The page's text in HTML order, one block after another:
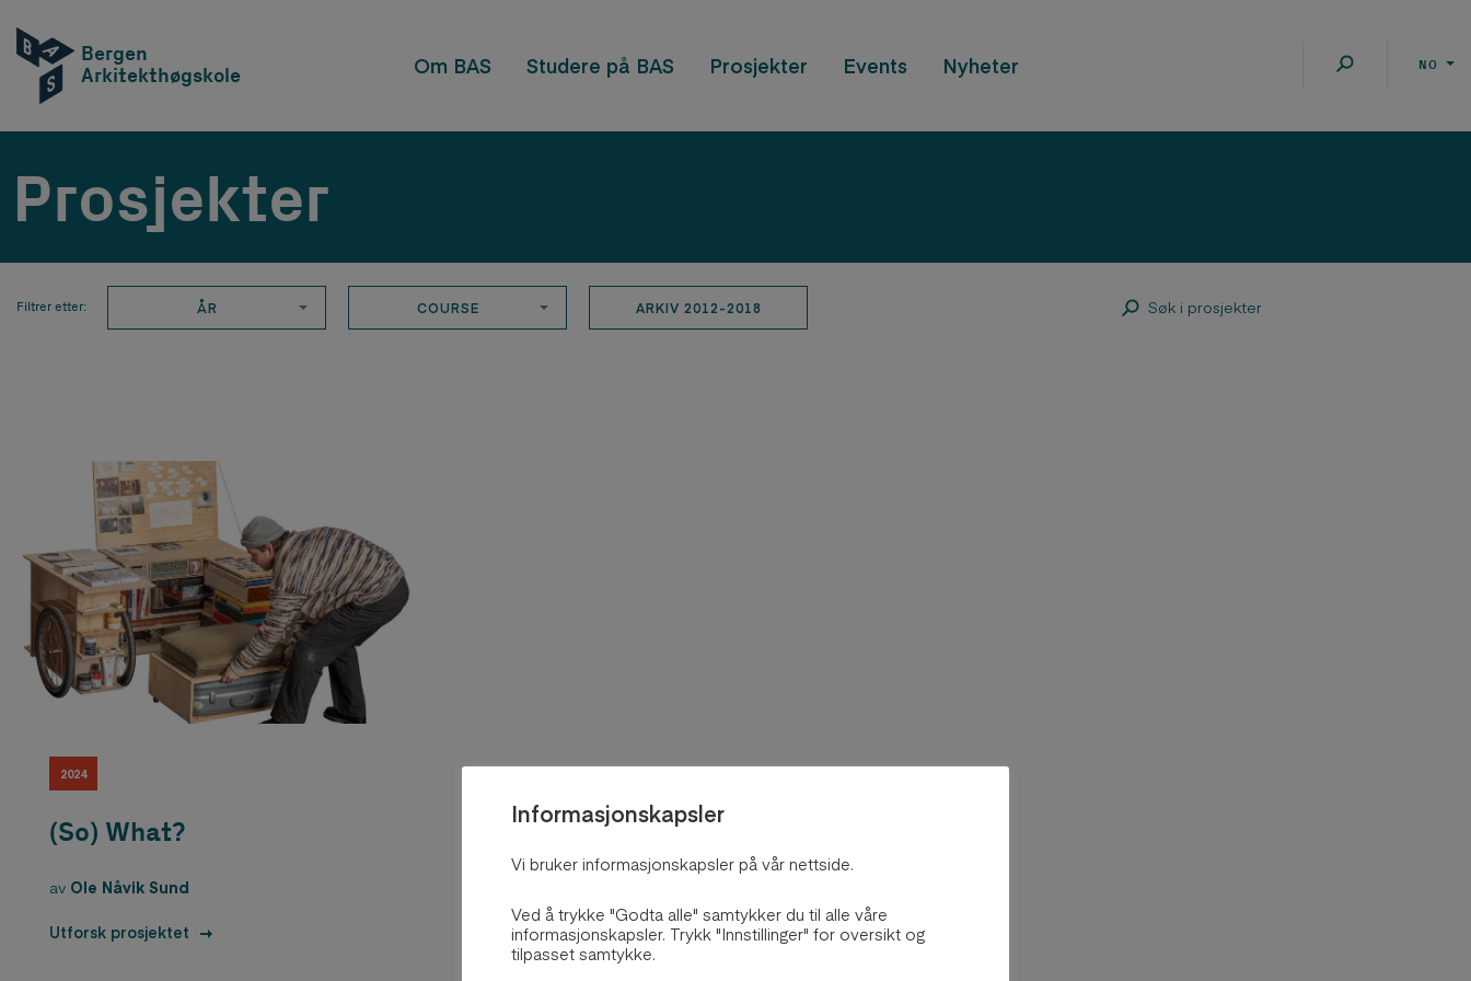
Bergen
Arkitekthøgskole
Om BAS Studere på BAS Prosjekter Events Nyheter NO
Prosjekter
Filtrer etter: ÅR COURSE ARKIV 2012-2018
2024
(So) What?
av Ole Nåvik Sund
Utforsk prosjektet
Informasjonskapsler
Vi bruker informasjonskapsler på vår nettside.
Ved å trykke "Godta alle" samtykker du til alle våre
informasjonskapsler. Trykk "Innstillinger" for oversikt og
tilpasset samtykke.